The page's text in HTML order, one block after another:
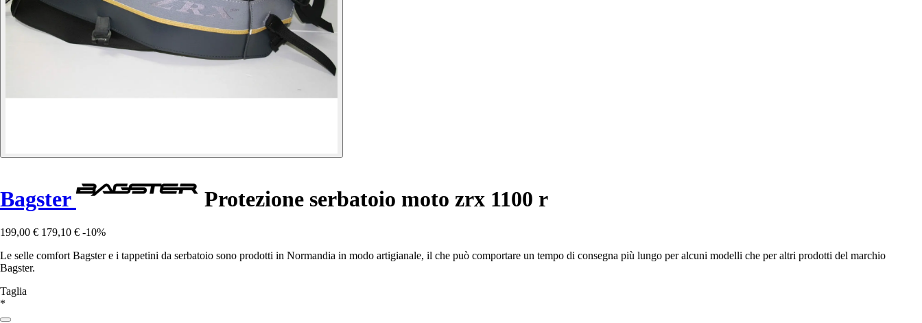
Bagster Protezione serbatoio moto zrx 1100 r
199,00 € 179,10 € -10%
Le selle comfort Bagster e i tappetini da serbatoio sono prodotti in Normandia in modo artigianale, il che può comportare un tempo di consegna più lungo per alcuni modelli che per altri prodotti del marchio
Bagster.
Taglia
*